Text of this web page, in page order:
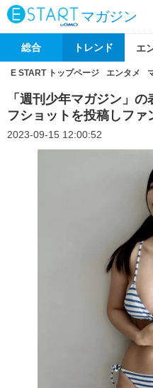
マガジン
総合 トレンド エ
E START トップページ エンタメ
「週刊少年マガジン」
フショットを投稿しファ
2023-09-15 12:00:52